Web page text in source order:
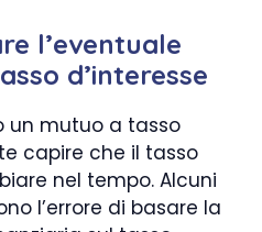
l’eventuale
d’interesse
un mutuo a tasso
capire che il tasso
nel tempo. Alcuni
l’errore di basare la